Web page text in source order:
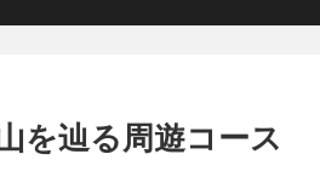
を辿る周遊コース